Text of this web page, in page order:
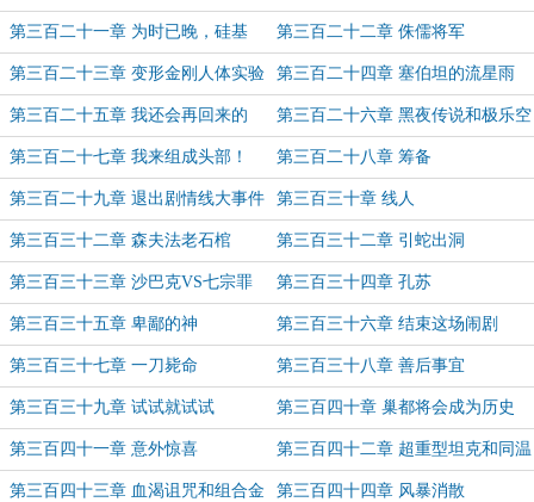
第三百二十一章 为时已晚，硅基
体！
第三百二十二章 侏儒将军
第三百二十三章 变形金刚人体实验 第三百二十四章 塞伯坦的流星雨
第三百二十五章 我还会再回来的 第三百二十六章 黑夜传说和极乐空
间
第三百二十七章 我来组成头部！ 第三百二十八章 筹备
第三百二十九章 退出剧情线大事件 第三百三十章 线人
第三百三十二章 森夫法老石棺 第三百三十二章 引蛇出洞
第三百三十三章 沙巴克VS七宗罪 第三百三十四章 孔苏
第三百三十五章 卑鄙的神 第三百三十六章 结束这场闹剧
第三百三十七章 一刀毙命 第三百三十八章 善后事宜
第三百三十九章 试试就试试 第三百四十章 巢都将会成为历史
第三百四十一章 意外惊喜 第三百四十二章 超重型坦克和同温
层堡垒
第三百四十三章 血渴诅咒和组合金 第三百四十四章 风暴消散